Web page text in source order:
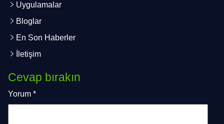
Uygulamalar
Bloglar
En Son Haberler
İletişim
Cevap bırakın
Yorum *